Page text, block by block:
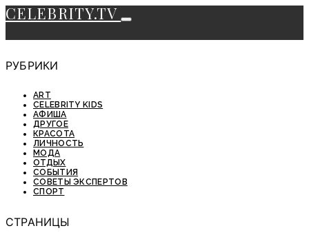
CELEBRITY.TV
РУБРИКИ
ART
CELEBRITY KIDS
АФИША
ДРУГОЕ
КРАСОТА
ЛИЧНОСТЬ
МОДА
ОТДЫХ
СОБЫТИЯ
СОВЕТЫ ЭКСПЕРТОВ
СПОРТ
СТРАНИЦЫ